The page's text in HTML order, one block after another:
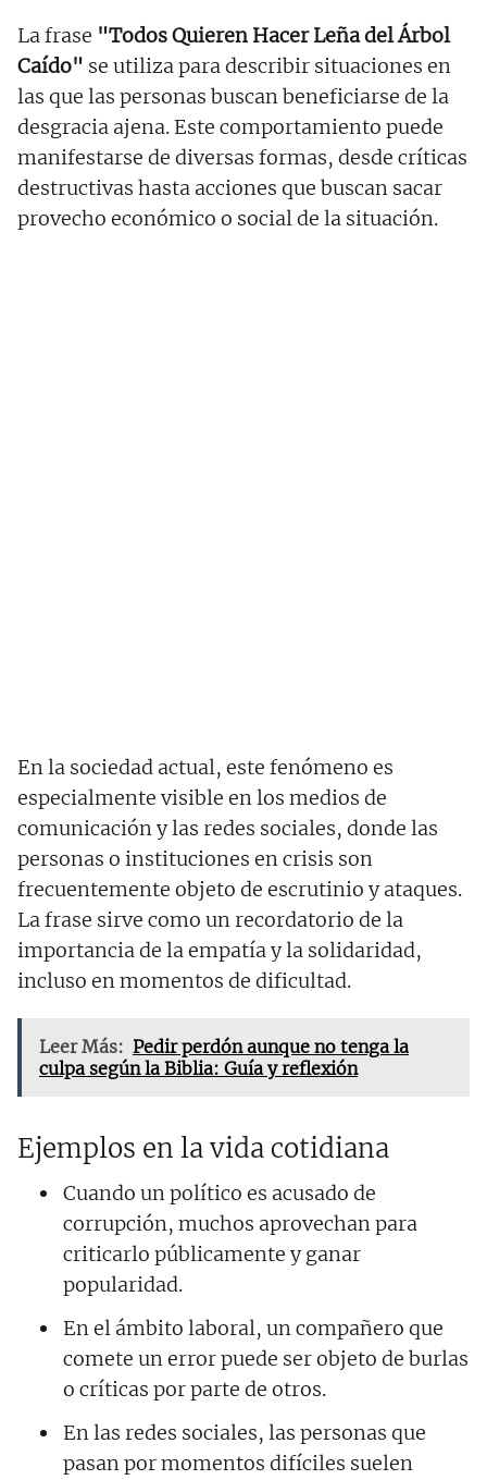
La frase "Todos Quieren Hacer Leña del Árbol
Caído" se utiliza para describir situaciones en
las que las personas buscan beneficiarse de la
desgracia ajena. Este comportamiento puede
manifestarse de diversas formas, desde críticas
destructivas hasta acciones que buscan sacar
provecho económico o social de la situación.
En la sociedad actual, este fenómeno es
especialmente visible en los medios de
comunicación y las redes sociales, donde las
personas o instituciones en crisis son
frecuentemente objeto de escrutinio y ataques.
La frase sirve como un recordatorio de la
importancia de la empatía y la solidaridad,
incluso en momentos de dificultad.
Leer Más: Pedir perdón aunque no tenga la
culpa según la Biblia: Guía y reflexión
Ejemplos en la vida cotidiana
Cuando un político es acusado de
corrupción, muchos aprovechan para
criticarlo públicamente y ganar
popularidad.
En el ámbito laboral, un compañero que
comete un error puede ser objeto de burlas
o críticas por parte de otros.
En las redes sociales, las personas que
pasan por momentos difíciles suelen